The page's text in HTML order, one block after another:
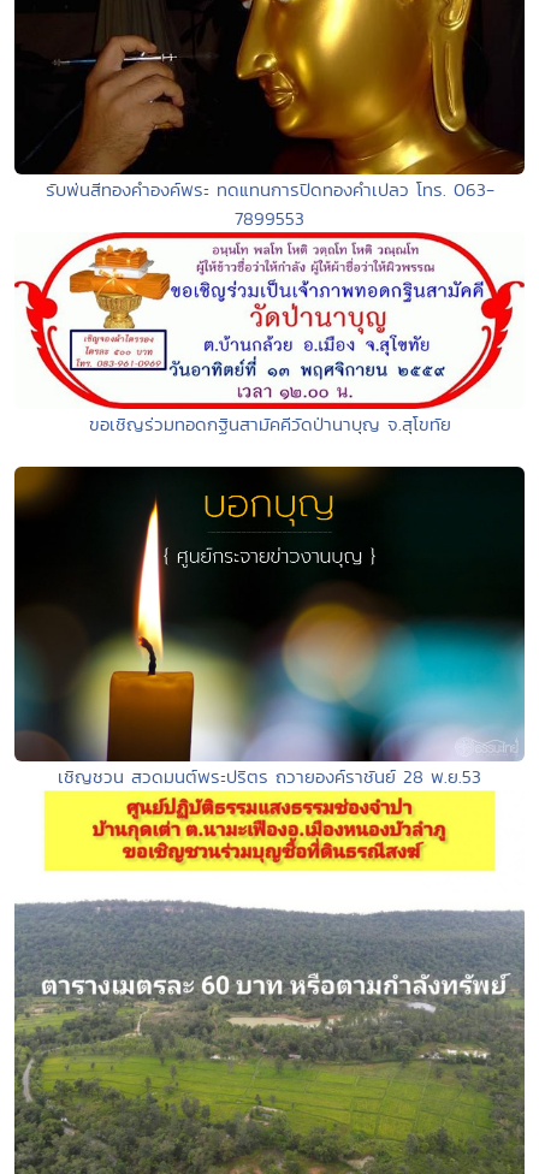
รับพ่นสีทองคำองค์พระ ทดแทนการปิดทองคำเปลว โทร. 063-
7899553
ขอเชิญร่วมทอดกฐินสามัคคีวัดป่านาบุญ จ.สุโขทัย
เชิญชวน สวดมนต์พระปริตร ถวายองค์ราชันย์ 28 พ.ย.53